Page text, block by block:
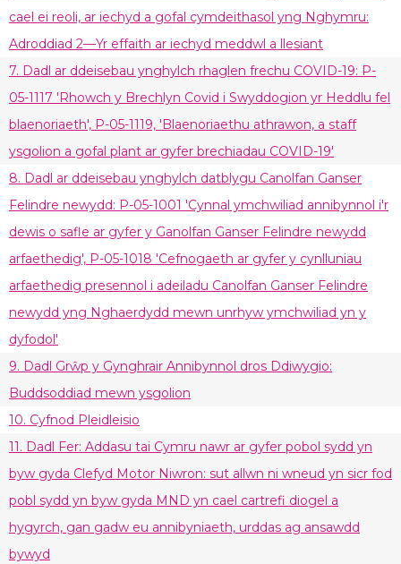
cael ei reoli, ar iechyd a gofal cymdeithasol yng Nghymru:
Adroddiad 2—Yr effaith ar iechyd meddwl a llesiant
7. Dadl ar ddeisebau ynghylch rhaglen frechu COVID-19: P-
05-1117 'Rhowch y Brechlyn Covid i Swyddogion yr Heddlu fel
blaenoriaeth', P-05-1119, 'Blaenoriaethu athrawon, a staff
ysgolion a gofal plant ar gyfer brechiadau COVID-19'
8. Dadl ar ddeisebau ynghylch datblygu Canolfan Ganser
Felindre newydd: P-05-1001 'Cynnal ymchwiliad annibynnol i'r
dewis o safle ar gyfer y Ganolfan Ganser Felindre newydd
arfaethedig', P-05-1018 'Cefnogaeth ar gyfer y cynlluniau
arfaethedig presennol i adeiladu Canolfan Ganser Felindre
newydd yng Nghaerdydd mewn unrhyw ymchwiliad yn y
dyfodol'
9. Dadl Grŵp y Gynghrair Annibynnol dros Ddiwygio:
Buddsoddiad mewn ysgolion
10. Cyfnod Pleidleisio
11. Dadl Fer: Addasu tai Cymru nawr ar gyfer pobol sydd yn
byw gyda Clefyd Motor Niwron: sut allwn ni wneud yn sicr fod
pobl sydd yn byw gyda MND yn cael cartrefi diogel a
hygyrch, gan gadw eu annibyniaeth, urddas ag ansawdd
bywyd